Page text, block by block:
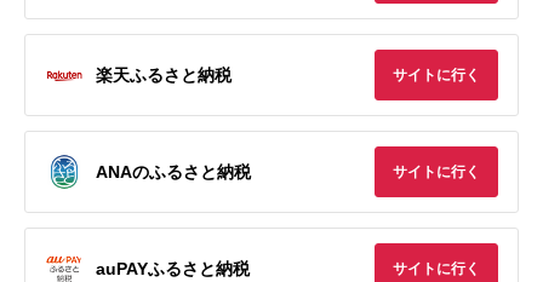
楽天ふるさと納税 サイトに行く
ANAのふるさと納税 サイトに行く
auPAYふるさと納税 サイトに行く